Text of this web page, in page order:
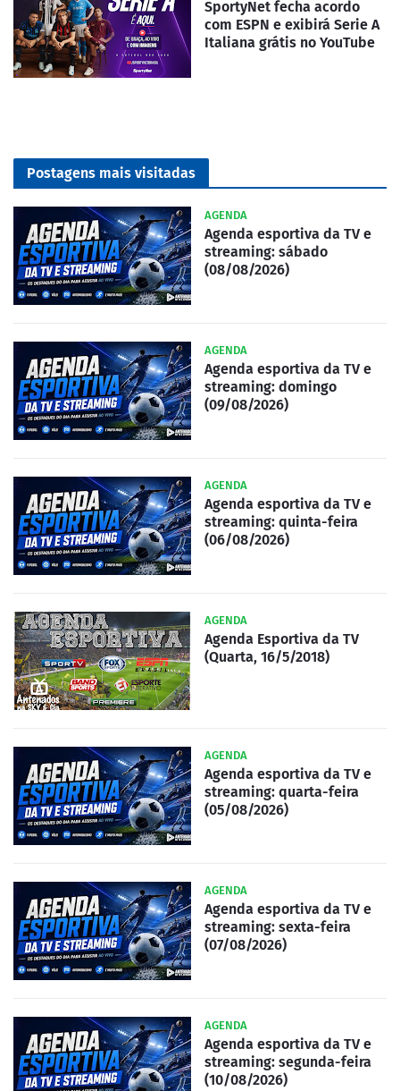
SportyNet fecha acordo
com ESPN e exibirá Serie A
Italiana grátis no YouTube
Postagens mais visitadas
AGENDA
Agenda esportiva da TV e
streaming: sábado
(08/08/2026)
AGENDA
Agenda esportiva da TV e
streaming: domingo
(09/08/2026)
AGENDA
Agenda esportiva da TV e
streaming: quinta-feira
(06/08/2026)
AGENDA
Agenda Esportiva da TV
(Quarta, 16/5/2018)
AGENDA
Agenda esportiva da TV e
streaming: quarta-feira
(05/08/2026)
AGENDA
Agenda esportiva da TV e
streaming: sexta-feira
(07/08/2026)
AGENDA
Agenda esportiva da TV e
streaming: segunda-feira
(10/08/2026)